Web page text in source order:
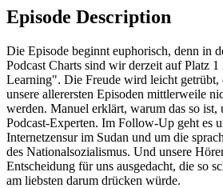
Episode Description
Die Episode beginnt euphorisch, denn in
Podcast Charts sind wir derzeit auf Platz
Learning". Die Freude wird leicht getrübt,
unsere allerersten Episoden mittlerweile
werden. Manuel erklärt, warum das so
Podcast-Experten. Im Follow-Up geht es
Internetzensur im Sudan und um die
des Nationalsozialismus. Und unsere
Entscheidung für uns ausgedacht, die so
am liebsten darum drücken würde.